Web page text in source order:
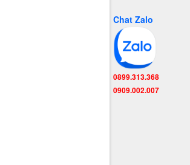
Chat Zalo
0899.313.368
0909.002.007